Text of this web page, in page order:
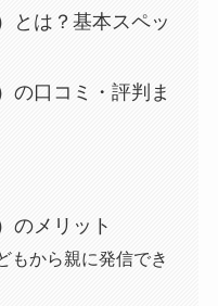
とは？基本スペッ
の口コミ・評判ま
のメリット
から親に発信でき